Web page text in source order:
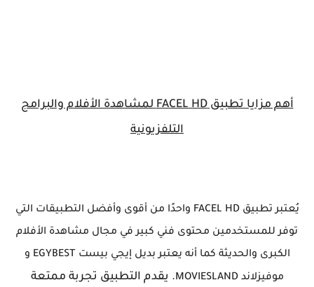
أهم مزايا تطبيق FACEL HD لمشاهدة الأفلام والبرامج
التلفزيونية
يُعتبر تطبيق FACEL HD واحدًا من أقوى وأفضل التطبيقات التي
توفر للمستخدمين محتوى فني كبير في مجال مشاهدة الأفلام
الكبرى والحديثة كما أنه يعتبر
بديل إيجي بيست EGYBEST و
موفيزلاند MOVIESLAND
. يقدم التطبيق تجربة ممتعة